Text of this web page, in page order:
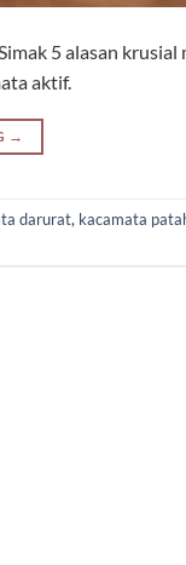
5 alasan krusial
aktif.
→
darurat, kacamata